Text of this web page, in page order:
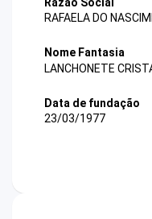
RAFAELA DO
Nome Fantasia
LANCHONETE
Data de fundação
23/03/1977